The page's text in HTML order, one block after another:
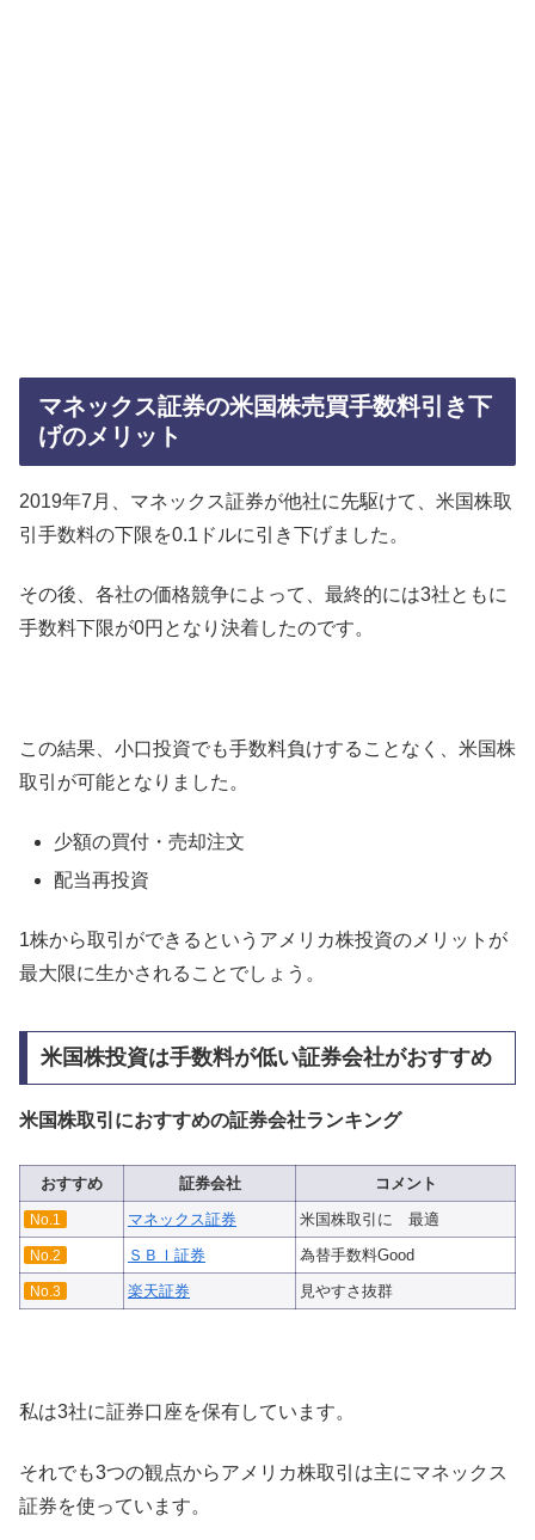
マネックス証券の米国株売買手数料引き下
げのメリット
2019年7月、マネックス証券が他社に先駆けて、米国株取
引手数料の下限を0.1ドルに引き下げました。
その後、各社の価格競争によって、最終的には3社ともに
手数料下限が0円となり決着したのです。
この結果、小口投資でも手数料負けすることなく、米国株
取引が可能となりました。
少額の買付・売却注文
配当再投資
1株から取引ができるというアメリカ株投資のメリットが
最大限に生かされることでしょう。
米国株投資は手数料が低い証券会社がおすすめ
米国株取引におすすめの証券会社ランキング
おすすめ 証券会社 コメント
No.1 マネックス証券 米国株取引に 最適
No.2 ＳＢＩ証券 為替手数料Good
No.3 楽天証券 見やすさ抜群
私は3社に証券口座を保有しています。
それでも3つの観点からアメリカ株取引は主にマネックス
証券を使っています。